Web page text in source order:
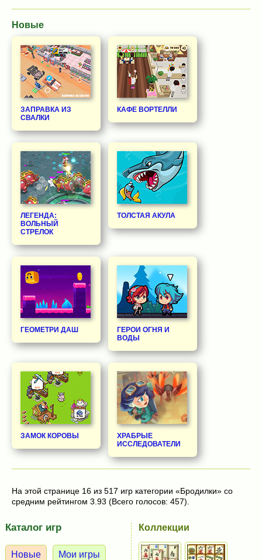
Новые
ЗАПРАВКА ИЗ
СВАЛКИ
КАФЕ ВОРТЕЛЛИ
ЛЕГЕНДА:
ВОЛЬНЫЙ
СТРЕЛОК
ТОЛСТАЯ АКУЛА
ГЕОМЕТРИ ДАШ
ГЕРОИ ОГНЯ И
ВОДЫ
ЗАМОК КОРОВЫ
ХРАБРЫЕ
ИССЛЕДОВАТЕЛИ
На этой странице 16 из 517 игр категории «Бродилки» со
средним рейтингом 3.93 (Всего голосов: 457).
Каталог игр
Новые Мои игры
Коллекции